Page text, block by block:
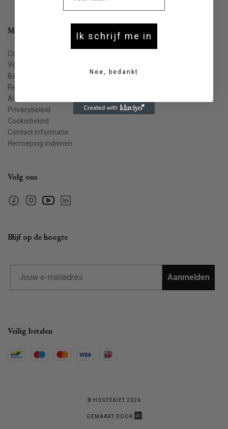
Meer info
Contact
Veelgestelde vragen
Bestellen & leveren
Retourneren
Algemene voorwaarden
Privacybeleid
Cookiebeleid
Contact informatie
Herroeping indienen
Volg ons
FacebookInstagramYouTubeLinkedin
Blijf op de hoogte
Aanmelden
Veilig betalen
© HOUTEKIET 2026
GEMAAKT DOOR
Ik schrijf me in
Nee, bedankt